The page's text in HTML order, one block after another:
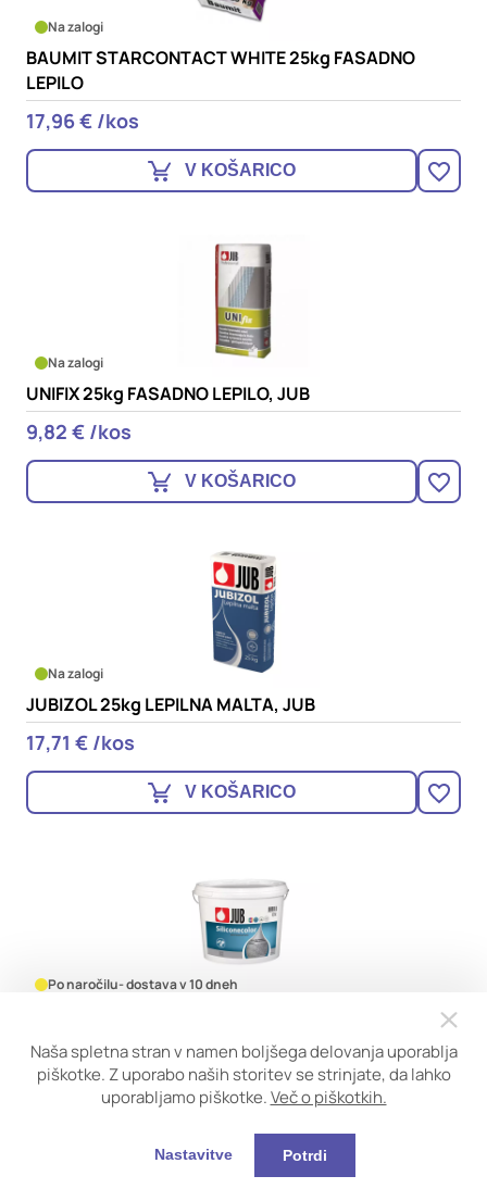
Na zalogi
BAUMIT STARCONTACT WHITE 25kg FASADNO
LEPILO
17,96 € /kos
V KOŠARICO
Na zalogi
UNIFIX 25kg FASADNO LEPILO, JUB
9,82 € /kos
V KOŠARICO
Na zalogi
JUBIZOL 25kg LEPILNA MALTA, JUB
17,71 € /kos
V KOŠARICO
Po naročilu- dostava v 10 dneh
JUB SILICONECOLOR 15l BELA SILIKONSKA FASADNA
BARVA
170,19 € /kos
Naša spletna stran v namen boljšega delovanja uporablja
piškotke. Z uporabo naših storitev se strinjate, da lahko
uporabljamo piškotke.Več o piškotkih.
Nastavitve Potrdi